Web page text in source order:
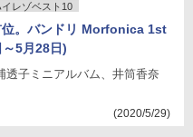
レゾベスト10
位。バンドリ Morfonica 1st
5月28日)
透子ミニアルバム、井筒香奈
(2020/5/29)